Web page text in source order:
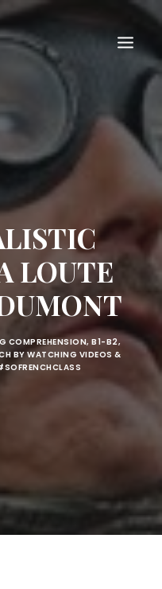
LOUTE
COMPREHENSION, B1-B2,
BY WATCHING VIDEOS &